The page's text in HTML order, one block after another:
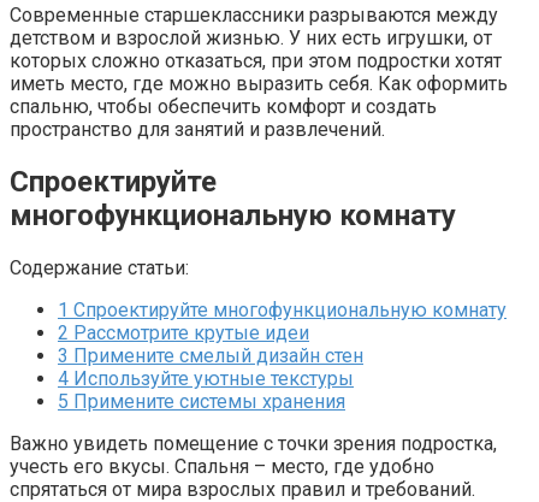
Современные старшеклассники разрываются между
детством и взрослой жизнью. У них есть игрушки, от
которых сложно отказаться, при этом подростки хотят
иметь место, где можно выразить себя. Как оформить
спальню, чтобы обеспечить комфорт и создать
пространство для занятий и развлечений.
Спроектируйте
многофункциональную комнату
Содержание статьи:
1 Спроектируйте многофункциональную комнату
2 Рассмотрите крутые идеи
3 Примените смелый дизайн стен
4 Используйте уютные текстуры
5 Примените системы хранения
Важно увидеть помещение с точки зрения подростка,
учесть его вкусы. Спальня – место, где удобно
спрятаться от мира взрослых правил и требований.